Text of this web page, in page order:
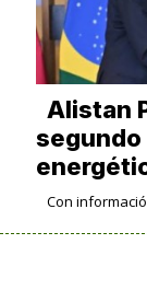
Alistan
segundo
Con